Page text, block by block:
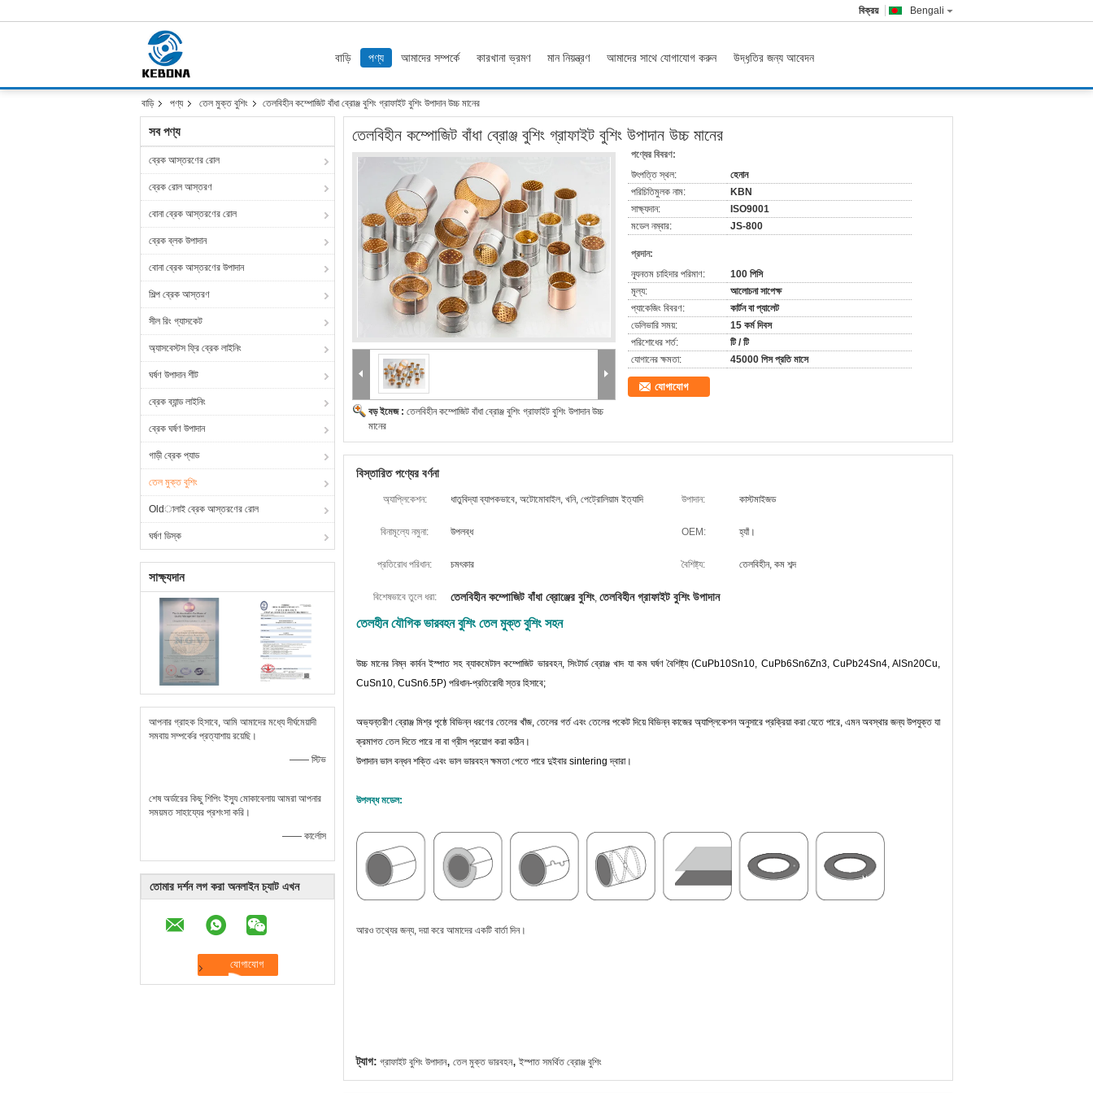
Bengali
বিক্রয়
বাড়ি পণ্য আমাদের সম্পর্কে কারখানা ভ্রমণ মান নিয়ন্ত্রণ আমাদের সাথে যোগাযোগ করুন উদ্ধৃতির জন্য আবেদন
বাড়ি পণ্য তেল মুক্ত বুশিং তেলবিহীন কম্পোজিট বাঁধা ব্রোঞ্জ বুশিং গ্রাফাইট বুশিং উপাদান উচ্চ মানের
সব পণ্য
ব্রেক আস্তরণের রোল
ব্রেক রোল আস্তরণ
বোনা ব্রেক আস্তরণের রোল
ব্রেক ব্লক উপাদান
বোনা ব্রেক আস্তরণের উপাদান
শিল্প ব্রেক আস্তরণ
সীল রিং গ্যাসকেট
অ্যাসবেস্টস ফ্রি ব্রেক লাইনিং
ঘর্ষণ উপাদান শীট
ব্রেক ব্যান্ড লাইনিং
ব্রেক ঘর্ষণ উপাদান
গাড়ী ব্রেক প্যাড
তেল মুক্ত বুশিং
Oldালাই ব্রেক আস্তরণের রোল
ঘর্ষণ ডিস্ক
সাক্ষ্যদান
আপনার গ্রাহক হিসাবে, আমি আমাদের মধ্যে দীর্ঘমেয়াদী
সমবায় সম্পর্কের প্রত্যাশায় রয়েছি।
—— স্টিভ
শেষ অর্ডারের কিছু শিপিং ইস্যু মোকাবেলায় আমরা আপনার
সময়মত সাহায্যের প্রশংসা করি।
—— কার্লোস
তোমার দর্শন লগ করা অনলাইন চ্যাট এখন
তেলবিহীন কম্পোজিট বাঁধা ব্রোঞ্জ বুশিং গ্রাফাইট বুশিং উপাদান উচ্চ মানের
বড় ইমেজ : তেলবিহীন কম্পোজিট বাঁধা ব্রোঞ্জ বুশিং গ্রাফাইট বুশিং উপাদান উচ্চ
মানের
পণ্যের বিবরণ:
উৎপত্তি স্থল:
হেনান
পরিচিতিমুলক নাম:
KBN
সাক্ষ্যদান:
ISO9001
মডেল নম্বার:
JS-800
প্রদান:
ন্যূনতম চাহিদার পরিমাণ:
100 পিসি
মূল্য:
আলোচনা সাপেক্ষ
প্যাকেজিং বিবরণ:
কার্টন বা প্যালেট
ডেলিভারি সময়:
15 কর্ম দিবস
পরিশোধের শর্ত:
টি / টি
যোগানের ক্ষমতা:
45000 পিস প্রতি মাসে
যোগাযোগ
বিস্তারিত পণ্যের বর্ণনা
অ্যাপ্লিকেশন: ধাতুবিদ্যা ব্যাপকভাবে, অটোমোবাইল, খনি, পেট্রোলিয়াম ইত্যাদি উপাদান: কাস্টমাইজড
বিনামূল্যে নমুনা: উপলব্ধ OEM: হ্যাঁ।
প্রতিরোধ পরিধান: চমৎকার বৈশিষ্ট্য: তেলবিহীন, কম শব্দ
বিশেষভাবে তুলে ধরা: তেলবিহীন কম্পোজিট বাঁধা ব্রোঞ্জের বুশিং, তেলবিহীন গ্রাফাইট বুশিং উপাদান
তেলহীন যৌগিক ভারবহন বুশিং তেল মুক্ত বুশিং সহন
উচ্চ মানের নিম্ন কার্বন ইস্পাত সহ ব্যাকমেটাল কম্পোজিট ভারবহন, সিংটার্ড ব্রোঞ্জ খাদ যা কম ঘর্ষণ বৈশিষ্ট্য (CuPb10Sn10, CuPb6Sn6Zn3, CuPb24Sn4, AlSn20Cu,
CuSn10, CuSn6.5P) পরিধান-প্রতিরোধী স্তর হিসাবে;
অভ্যন্তরীণ ব্রোঞ্জ মিশ্র পৃষ্ঠে বিভিন্ন ধরণের তেলের খাঁজ, তেলের গর্ত এবং তেলের পকেট দিয়ে বিভিন্ন কাজের অ্যাপ্লিকেশন অনুসারে প্রক্রিয়া করা যেতে পারে, এমন অবস্থার জন্য উপযুক্ত যা
ক্রমাগত তেল দিতে পারে না বা গ্রীস প্রয়োগ করা কঠিন।
উপাদান ভাল বন্ধন শক্তি এবং ভাল ভারবহন ক্ষমতা পেতে পারে দুইবার sintering দ্বারা।
উপলব্ধ মডেল:
আরও তথ্যের জন্য, দয়া করে আমাদের একটি বার্তা দিন।
ট্যাগ: গ্রাফাইট বুশিং উপাদান, তেল মুক্ত ভারবহন, ইস্পাত সমর্থিত ব্রোঞ্জ বুশিং